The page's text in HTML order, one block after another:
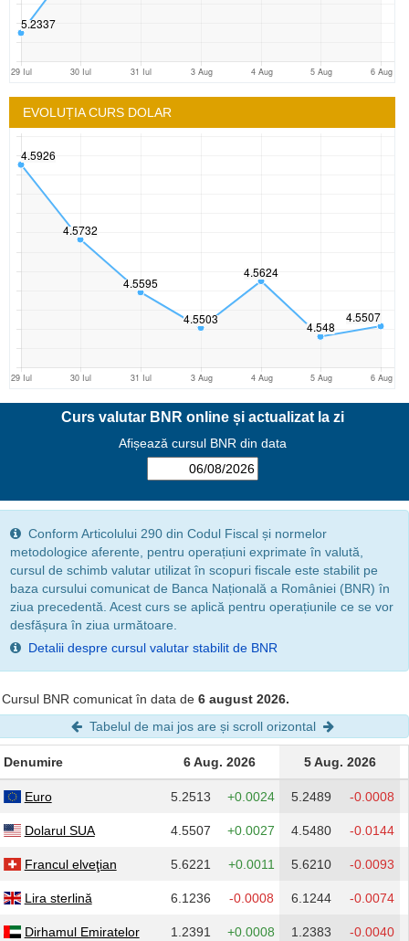
EVOLUȚIA CURS DOLAR
Curs valutar BNR online și actualizat la zi
Afișează cursul BNR din data
Conform Articolului 290 din Codul Fiscal și normelor
metodologice aferente, pentru operațiuni exprimate în valută,
cursul de schimb valutar utilizat în scopuri fiscale este stabilit pe
baza cursului comunicat de Banca Națională a României (BNR) în
ziua precedentă. Acest curs se aplică pentru operațiunile ce se vor
desfășura în ziua următoare.
Detalii despre cursul valutar stabilit de BNR
Cursul BNR comunicat în data de 6 august 2026.
Tabelul de mai jos are și scroll orizontal
Denumire 6 Aug. 2026 5 Aug. 2026
Euro 5.2513 +0.0024 5.2489 -0.0008
Dolarul SUA 4.5507 +0.0027 4.5480 -0.0144
Francul elveţian 5.6221 +0.0011 5.6210 -0.0093
Lira sterlină 6.1236 -0.0008 6.1244 -0.0074
Dirhamul Emiratelor
1.2391 +0.0008 1.2383 -0.0040